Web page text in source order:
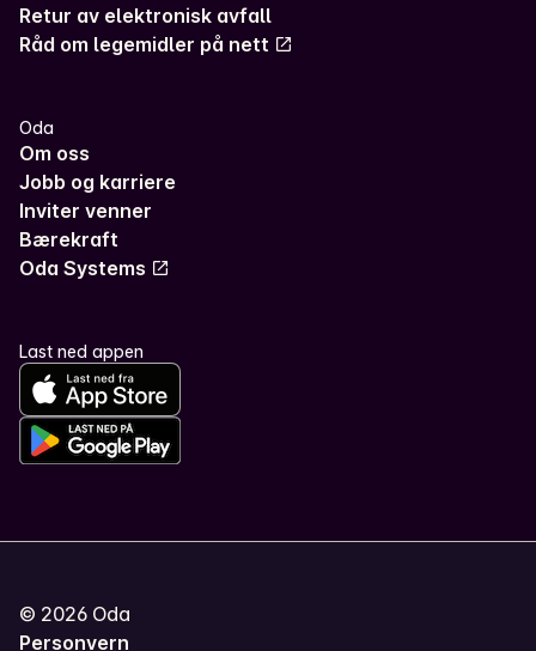
Retur av elektronisk avfall
Råd om legemidler på nett
Oda
Om oss
Jobb og karriere
Inviter venner
Bærekraft
Oda Systems
Last ned appen
© 2026 Oda
Personvern